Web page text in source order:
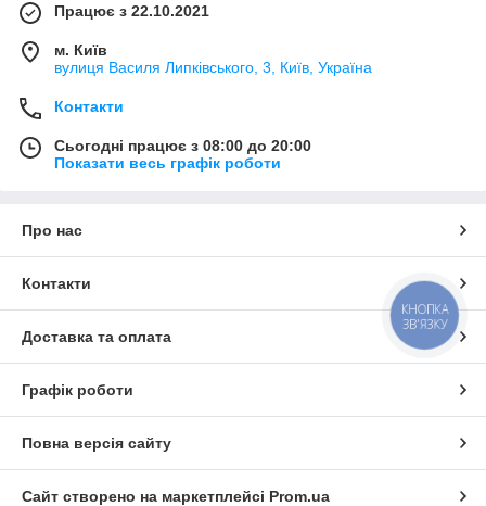
Працює з 22.10.2021
м. Київ
вулиця Василя Липківського, 3, Київ, Україна
Контакти
Сьогодні працює з 08:00 до 20:00
Показати весь графік роботи
Про нас
Контакти
Доставка та оплата
Графік роботи
Повна версія сайту
Сайт створено на маркетплейсі Prom.ua
КНОПКА
ЗВ'ЯЗКУ